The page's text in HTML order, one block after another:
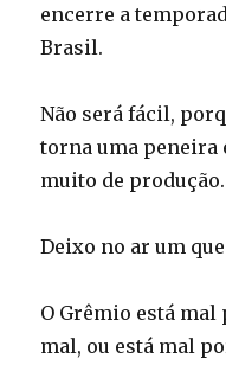
encerre a
Brasil.
Não será fácil,
torna uma peneira
muito de produção.
Deixo no ar um
O Grêmio está mal
mal, ou está mal